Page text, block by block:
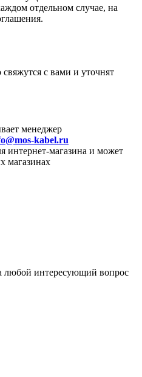
отдельном случае, на
с вами и уточнят
менеджер
kabel.ru
интернет-магазина и может
магазинах
любой интересующий вопрос